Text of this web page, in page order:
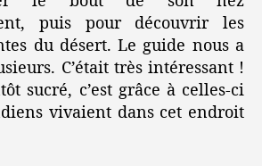
puis pour découvrir les
du désert. Le guide nous a
C’était très intéressant !
sucré, c’est grâce à celles-ci
vivaient dans cet endroit